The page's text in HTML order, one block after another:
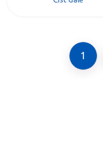
1